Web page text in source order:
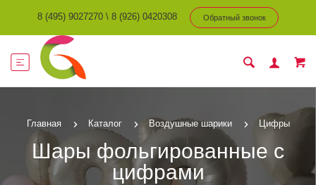
8 (495) 9027270 \ 8 (926) 0420308 Обратный звонок
Главная Каталог Воздушные шарики Цифры
Шары фольгированные с
цифрами